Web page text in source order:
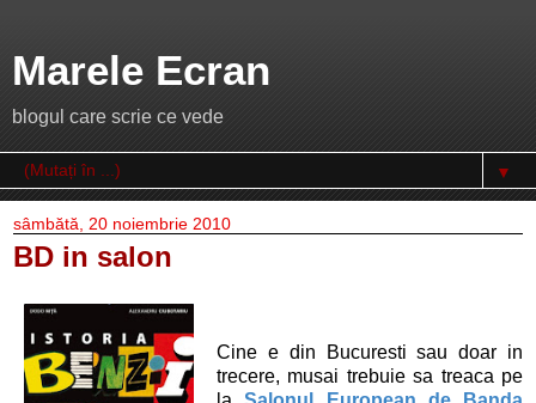
Marele Ecran
blogul care scrie ce vede
▼
sâmbătă, 20 noiembrie 2010
BD in salon
Cine e din Bucuresti sau doar in
trecere, musai trebuie sa treaca pe